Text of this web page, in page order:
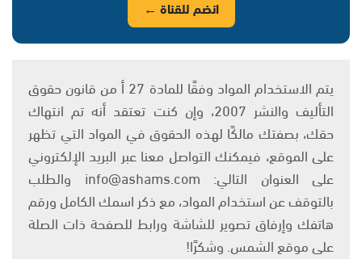
انضم للقناة ←
يتم الاستخدام المواد وفقًا للمادة 27 أ من قانون حقوق
التأليف والنشر 2007، وإن كنت تعتقد أنه تم انتهاك
حقك، بصفتك مالكًا لهذه الحقوق في المواد التي تظهر
على الموقع، فيمكنك التواصل معنا عبر البريد الإلكتروني
على العنوان التالي: info@ashams.com والطلب
بالتوقف عن استخدام المواد، مع ذكر اسمك الكامل ورقم
هاتفك وإرفاق تصوير للشاشة ورابط للصفحة ذات الصلة
على موقع الشمس. وشكرًا!